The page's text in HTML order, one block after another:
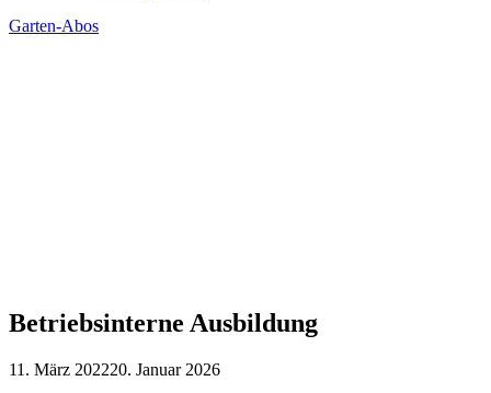
Garten-Abos
Betriebsinterne Ausbildung
11. März 202220. Januar 2026